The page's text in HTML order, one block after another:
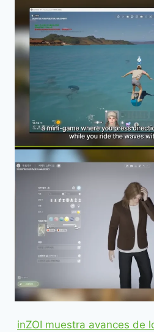
inZOI muestra avances de